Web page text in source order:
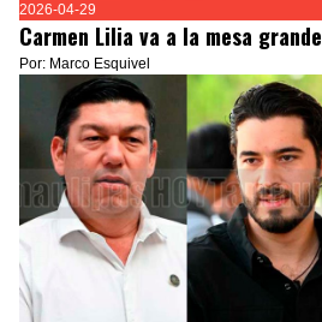
2026-04-29
Carmen Lilia va a la mesa grande
Por: Marco Esquivel